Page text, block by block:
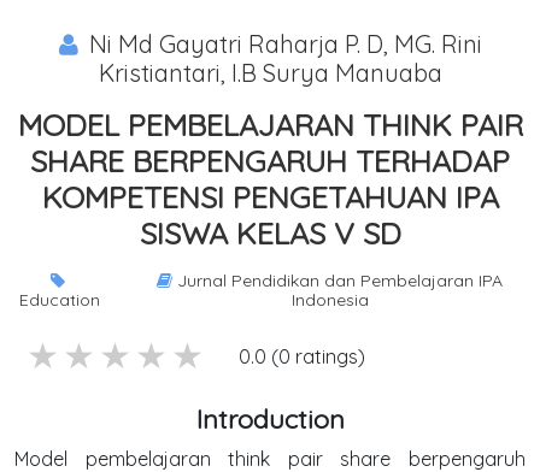
Ni Md Gayatri Raharja P. D, MG. Rini
Kristiantari, I.B Surya Manuaba
MODEL PEMBELAJARAN THINK PAIR
SHARE BERPENGARUH TERHADAP
KOMPETENSI PENGETAHUAN IPA
SISWA KELAS V SD
Education
Jurnal Pendidikan dan Pembelajaran IPA
Indonesia
1 stars
2 stars
3 stars
4 stars
5 stars 0.0 (0 ratings)
Introduction
Model pembelajaran think pair share berpengaruh